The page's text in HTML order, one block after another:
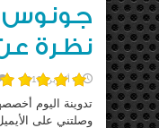
جونوس
نظرة
4 أكتوبر، 2010
تدوينة اليوم